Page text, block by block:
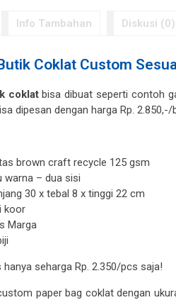
Info Tambahan Diskusi (0)
Coklat Custom
coklatbisa dibuat seperti contoh
dipesan dengan harga Rp.
brown craft recycle 125 gsm
warna – dua sisi
30 x tebal 8 x tinggi 22 cm
koor
Marga
hanya seharga Rp. 2.350/pcs saja!
paper bag coklat dengan